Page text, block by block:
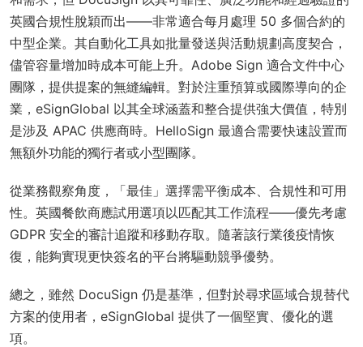
英國合規性脫穎而出——非常適合每月處理 50 多個合約的
中型企業。其自動化工具如批量發送與活動規劃高度契合，
儘管容量增加時成本可能上升。Adobe Sign 適合文件中心
團隊，提供提案的無縫編輯。對於注重預算或國際導向的企
業，eSignGlobal 以其全球涵蓋和整合提供強大價值，特別
是涉及 APAC 供應商時。HelloSign 最適合需要快速設置而
無額外功能的獨行者或小型團隊。
從業務觀察角度，「最佳」選擇需平衡成本、合規性和可用
性。英國餐飲商應試用選項以匹配其工作流程——優先考慮
GDPR 安全的審計追蹤和移動存取。隨著該行業後疫情恢
復，能夠實現更快簽名的平台將驅動競爭優勢。
總之，雖然 DocuSign 仍是基準，但對於尋求區域合規替代
方案的使用者，eSignGlobal 提供了一個堅實、優化的選
項。